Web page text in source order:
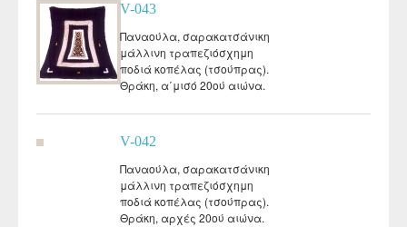
V-043
Παναούλα, σαρακατσάνικη
μάλλινη τραπεζιόσχημη
ποδιά κοπέλας (τσούπρας).
Θράκη, α΄μισό 20ού αιώνα.
V-042
Παναούλα, σαρακατσάνικη
μάλλινη τραπεζιόσχημη
ποδιά κοπέλας (τσούπρας).
Θράκη, αρχές 20ού αιώνα.